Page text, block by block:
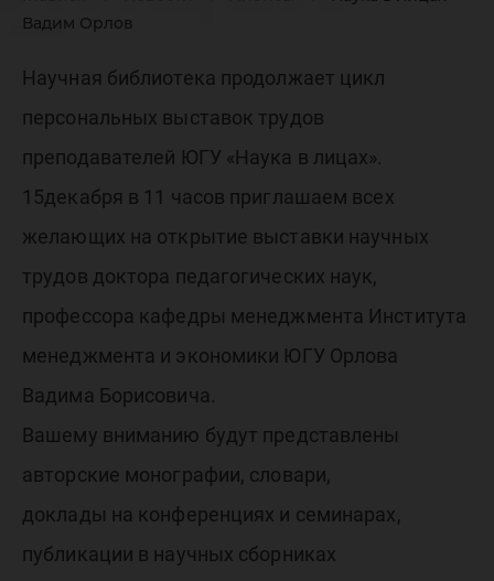
Вадим Орлов
Вадим
Орлов
Научная библиотека продолжает цикл
персональных выставок трудов
преподавателей ЮГУ «Наука в лицах».
15декабря в 11 часов приглашаем всех
желающих на открытие выставки научных
трудов доктора педагогических наук,
профессора кафедры менеджмента Института
менеджмента и экономики ЮГУ Орлова
Вадима Борисовича.
Вашему вниманию будут представлены
авторские монографии, словари,
доклады на конференциях и семинарах,
публикации в научных сборниках